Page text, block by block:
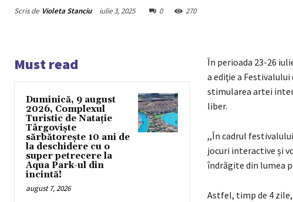
Scris de Violeta Stanciu iulie 3, 2025 0 270
Must read
Duminică, 9 august
2026, Complexul
Turistic de Natație
Târgoviște
sărbătorește 10 ani de
la deschidere cu o
super petrecere la
Aqua Park-ul din
incintă!
august 7, 2026
În perioada 23-26
a ediţie a Festivalului
stimularea artei
liber.
,,În cadrul
jocuri interactive și
îndrăgite din lumea
Astfel, timp de 4